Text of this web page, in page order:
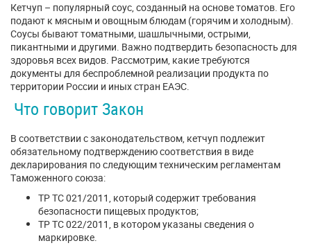
Кетчуп – популярный соус, созданный на основе томатов. Его
подают к мясным и овощным блюдам (горячим и холодным).
Соусы бывают томатными, шашлычными, острыми,
пикантными и другими. Важно подтвердить безопасность для
здоровья всех видов. Рассмотрим, какие требуются
документы для беспроблемной реализации продукта по
территории России и иных стран ЕАЭС.
Что говорит Закон
В соответствии с законодательством, кетчуп подлежит
обязательному подтверждению соответствия в виде
декларирования по следующим техническим регламентам
Таможенного союза:
ТР ТС 021/2011, который содержит требования
безопасности пищевых продуктов;
ТР ТС 022/2011, в котором указаны сведения о
маркировке.